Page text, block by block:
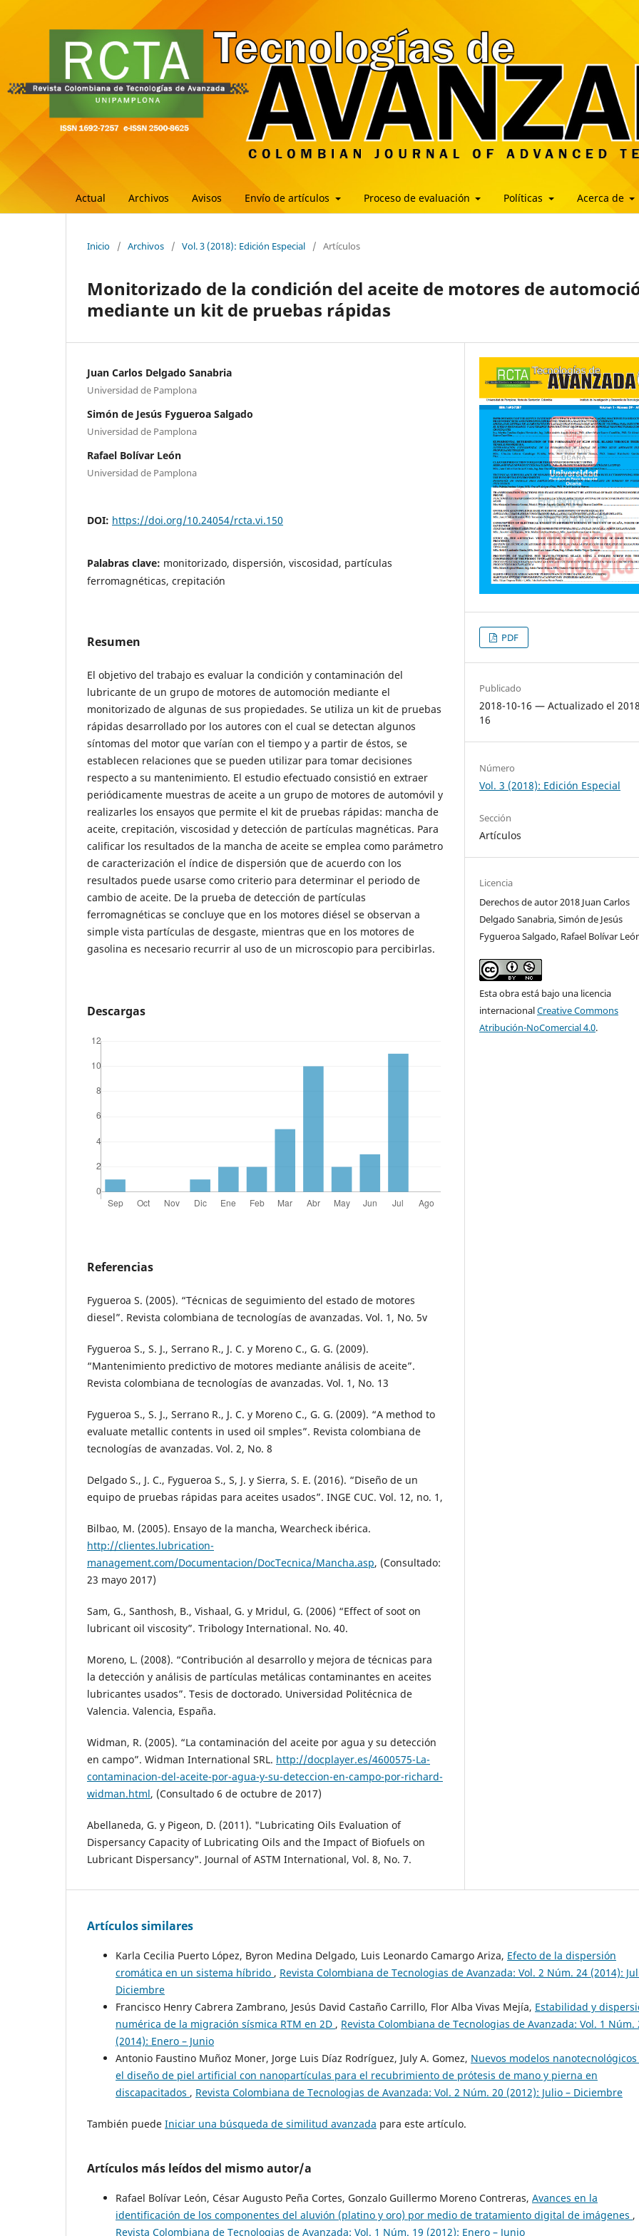
Actual Archivos Avisos Envío de artículos Proceso de evaluación Políticas Acerca de
Inicio / Archivos / Vol. 3 (2018): Edición Especial / Artículos
Monitorizado de la condición del aceite de motores de
mediante un kit de pruebas rápidas
Juan Carlos Delgado Sanabria
Universidad de Pamplona
Simón de Jesús Fygueroa Salgado
Universidad de Pamplona
Rafael Bolívar León
Universidad de Pamplona
DOI: https://doi.org/10.24054/rcta.vi.150
Palabras clave: monitorizado, dispersión, viscosidad, partículas
ferromagnéticas, crepitación
Resumen
El objetivo del trabajo es evaluar la condición y contaminación del
lubricante de un grupo de motores de automoción mediante el
monitorizado de algunas de sus propiedades. Se utiliza un kit de pruebas
rápidas desarrollado por los autores con el cual se detectan algunos
síntomas del motor que varían con el tiempo y a partir de éstos, se
establecen relaciones que se pueden utilizar para tomar decisiones
respecto a su mantenimiento. El estudio efectuado consistió en extraer
periódicamente muestras de aceite a un grupo de motores de automóvil y
realizarles los ensayos que permite el kit de pruebas rápidas: mancha de
aceite, crepitación, viscosidad y detección de partículas magnéticas. Para
calificar los resultados de la mancha de aceite se emplea como parámetro
de caracterización el índice de dispersión que de acuerdo con los
resultados puede usarse como criterio para determinar el periodo de
cambio de aceite. De la prueba de detección de partículas
ferromagnéticas se concluye que en los motores diésel se observan a
simple vista partículas de desgaste, mientras que en los motores de
gasolina es necesario recurrir al uso de un microscopio para percibirlas.
Descargas
Referencias
Fygueroa S. (2005). “Técnicas de seguimiento del estado de motores
diesel”. Revista colombiana de tecnologías de avanzadas. Vol. 1, No. 5v
Fygueroa S., S. J., Serrano R., J. C. y Moreno C., G. G. (2009).
“Mantenimiento predictivo de motores mediante análisis de aceite”.
Revista colombiana de tecnologías de avanzadas. Vol. 1, No. 13
Fygueroa S., S. J., Serrano R., J. C. y Moreno C., G. G. (2009). “A method to
evaluate metallic contents in used oil smples”. Revista colombiana de
tecnologías de avanzadas. Vol. 2, No. 8
Delgado S., J. C., Fygueroa S., S, J. y Sierra, S. E. (2016). “Diseño de un
equipo de pruebas rápidas para aceites usados”. INGE CUC. Vol. 12, no. 1,
Bilbao, M. (2005). Ensayo de la mancha, Wearcheck ibérica.
http://clientes.lubrication-
management.com/Documentacion/DocTecnica/Mancha.asp, (Consultado:
23 mayo 2017)
Sam, G., Santhosh, B., Vishaal, G. y Mridul, G. (2006) “Effect of soot on
lubricant oil viscosity”. Tribology International. No. 40.
Moreno, L. (2008). “Contribución al desarrollo y mejora de técnicas para
la detección y análisis de partículas metálicas contaminantes en aceites
lubricantes usados”. Tesis de doctorado. Universidad Politécnica de
Valencia. Valencia, España.
Widman, R. (2005). “La contaminación del aceite por agua y su detección
en campo”. Widman International SRL. http://docplayer.es/4600575-La-
contaminacion-del-aceite-por-agua-y-su-deteccion-en-campo-por-richard-
widman.html, (Consultado 6 de octubre de 2017)
Abellaneda, G. y Pigeon, D. (2011). "Lubricating Oils Evaluation of
Dispersancy Capacity of Lubricating Oils and the Impact of Biofuels on
Lubricant Dispersancy". Journal of ASTM International, Vol. 8, No. 7.
PDF
Publicado
2018-10-16 — Actualizado el
16
Número
Vol. 3 (2018): Edición Especial
Sección
Artículos
Licencia
Derechos de autor 2018 Juan Carlos
Delgado Sanabria, Simón de Jesús
Fygueroa Salgado, Rafael Bolívar
Esta obra está bajo una licencia
internacionalCreative Commons
Atribución-NoComercial 4.0.
Artículos similares
Karla Cecilia Puerto López, Byron Medina Delgado, Luis Leonardo Camargo Ariza, Efecto de la dispersión
cromática en un sistema híbrido , Revista Colombiana de Tecnologias de Avanzada: Vol. 2 Núm. 24 (2014):
Diciembre
Francisco Henry Cabrera Zambrano, Jesús David Castaño Carrillo, Flor Alba Vivas Mejía, Estabilidad y
numérica de la migración sísmica RTM en 2D , Revista Colombiana de Tecnologias de Avanzada: Vol. 1 Núm.
(2014): Enero – Junio
Antonio Faustino Muñoz Moner, Jorge Luis Díaz Rodríguez, July A. Gomez, Nuevos modelos nanotecnológicos
el diseño de piel artificial con nanopartículas para el recubrimiento de prótesis de mano y pierna en
discapacitados , Revista Colombiana de Tecnologias de Avanzada: Vol. 2 Núm. 20 (2012): Julio – Diciembre
También puede Iniciar una búsqueda de similitud avanzada para este artículo.
Artículos más leídos del mismo autor/a
Rafael Bolívar León, César Augusto Peña Cortes, Gonzalo Guillermo Moreno Contreras, Avances en la
identificación de los componentes del aluvión (platino y oro) por medio de tratamiento digital de imágenes ,
Revista Colombiana de Tecnologias de Avanzada: Vol. 1 Núm. 19 (2012): Enero – Junio